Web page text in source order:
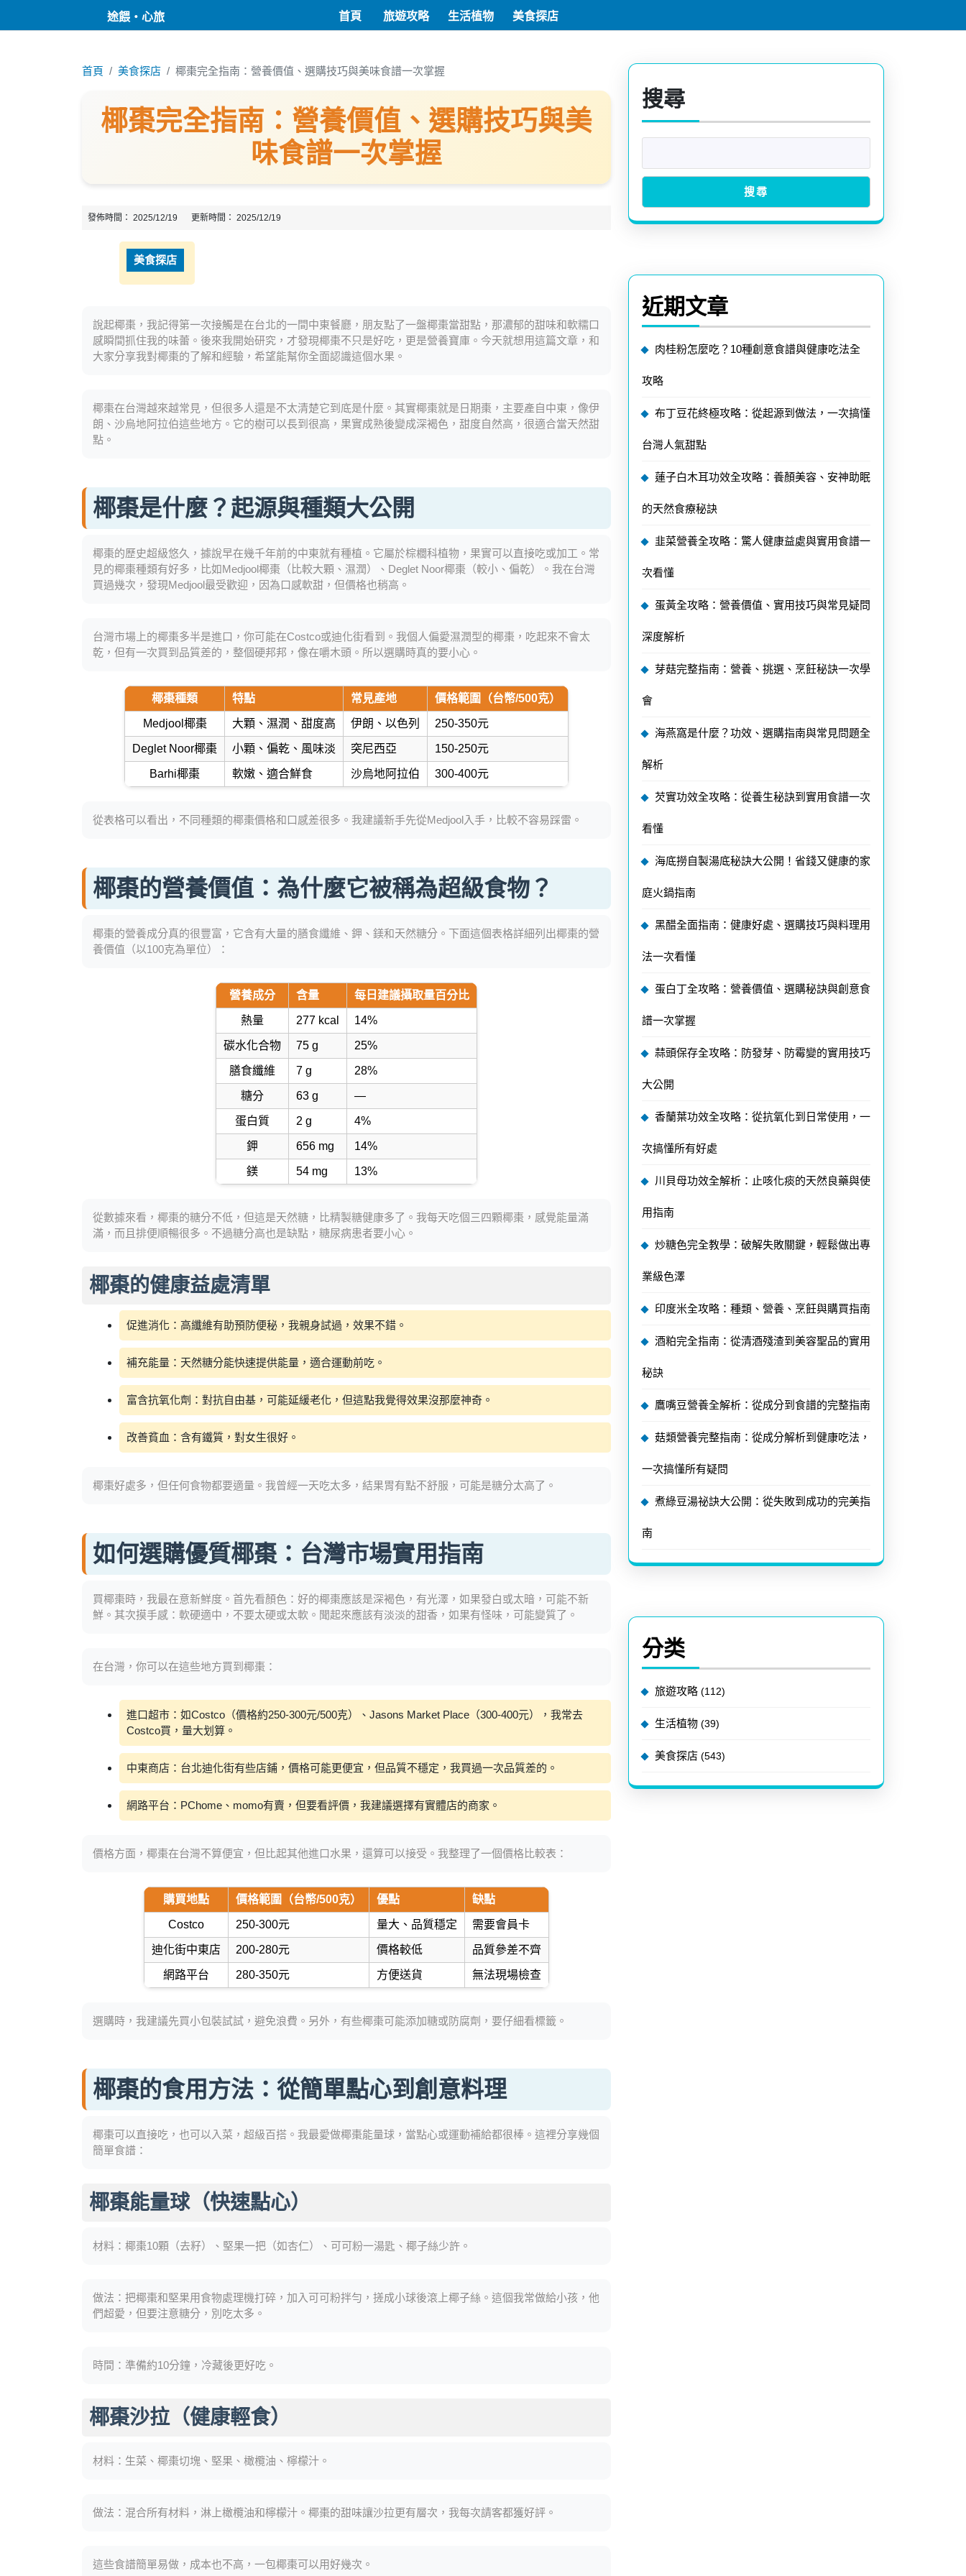
途餵・心旅 首頁 旅遊攻略 生活植物 美食探店
首頁 美食探店 椰棗完全指南：營養價值、選購技巧與美味食譜一次掌握
椰棗完全指南：營養價值、選購技巧與美
味食譜一次掌握
發佈時間： 2025/12/19 更新時間： 2025/12/19
美食探店
說起椰棗，我記得第一次接觸是在台北的一間中東餐廳，朋友點了一盤椰棗當甜點，那濃郁的甜味和軟糯口
感瞬間抓住我的味蕾。後來我開始研究，才發現椰棗不只是好吃，更是營養寶庫。今天就想用這篇文章，和
大家分享我對椰棗的了解和經驗，希望能幫你全面認識這個水果。
椰棗在台灣越來越常見，但很多人還是不太清楚它到底是什麼。其實椰棗就是日期棗，主要產自中東，像伊
朗、沙烏地阿拉伯這些地方。它的樹可以長到很高，果實成熟後變成深褐色，甜度自然高，很適合當天然甜
點。
椰棗是什麼？起源與種類大公開
椰棗的歷史超級悠久，據說早在幾千年前的中東就有種植。它屬於棕櫚科植物，果實可以直接吃或加工。常
見的椰棗種類有好多，比如Medjool椰棗（比較大顆、濕潤）、Deglet Noor椰棗（較小、偏乾）。我在台灣
買過幾次，發現Medjool最受歡迎，因為口感軟甜，但價格也稍高。
台灣市場上的椰棗多半是進口，你可能在Costco或迪化街看到。我個人偏愛濕潤型的椰棗，吃起來不會太
乾，但有一次買到品質差的，整個硬邦邦，像在嚼木頭。所以選購時真的要小心。
椰棗種類 特點 常見產地 價格範圍（台幣/500克）
Medjool椰棗 大顆、濕潤、甜度高 伊朗、以色列 250-350元
Deglet Noor椰棗 小顆、偏乾、風味淡 突尼西亞 150-250元
Barhi椰棗 軟嫩、適合鮮食 沙烏地阿拉伯 300-400元
從表格可以看出，不同種類的椰棗價格和口感差很多。我建議新手先從Medjool入手，比較不容易踩雷。
椰棗的營養價值：為什麼它被稱為超級食物？
椰棗的營養成分真的很豐富，它含有大量的膳食纖維、鉀、鎂和天然糖分。下面這個表格詳細列出椰棗的營
養價值（以100克為單位）：
營養成分 含量 每日建議攝取量百分比
熱量 277 kcal 14%
碳水化合物 75 g 25%
膳食纖維 7 g 28%
糖分 63 g —
蛋白質 2 g 4%
鉀 656 mg 14%
鎂 54 mg 13%
從數據來看，椰棗的糖分不低，但這是天然糖，比精製糖健康多了。我每天吃個三四顆椰棗，感覺能量滿
滿，而且排便順暢很多。不過糖分高也是缺點，糖尿病患者要小心。
椰棗的健康益處清單
促進消化：高纖維有助預防便秘，我親身試過，效果不錯。
補充能量：天然糖分能快速提供能量，適合運動前吃。
富含抗氧化劑：對抗自由基，可能延緩老化，但這點我覺得效果沒那麼神奇。
改善貧血：含有鐵質，對女生很好。
椰棗好處多，但任何食物都要適量。我曾經一天吃太多，結果胃有點不舒服，可能是糖分太高了。
如何選購優質椰棗：台灣市場實用指南
買椰棗時，我最在意新鮮度。首先看顏色：好的椰棗應該是深褐色，有光澤，如果發白或太暗，可能不新
鮮。其次摸手感：軟硬適中，不要太硬或太軟。聞起來應該有淡淡的甜香，如果有怪味，可能變質了。
在台灣，你可以在這些地方買到椰棗：
進口超市：如Costco（價格約250-300元/500克）、Jasons Market Place（300-400元），我常去
Costco買，量大划算。
中東商店：台北迪化街有些店鋪，價格可能更便宜，但品質不穩定，我買過一次品質差的。
網路平台：PChome、momo有賣，但要看評價，我建議選擇有實體店的商家。
價格方面，椰棗在台灣不算便宜，但比起其他進口水果，還算可以接受。我整理了一個價格比較表：
購買地點 價格範圍（台幣/500克） 優點 缺點
Costco 250-300元 量大、品質穩定 需要會員卡
迪化街中東店 200-280元 價格較低 品質參差不齊
網路平台 280-350元 方便送貨 無法現場檢查
選購時，我建議先買小包裝試試，避免浪費。另外，有些椰棗可能添加糖或防腐劑，要仔細看標籤。
椰棗的食用方法：從簡單點心到創意料理
椰棗可以直接吃，也可以入菜，超級百搭。我最愛做椰棗能量球，當點心或運動補給都很棒。這裡分享幾個
簡單食譜：
椰棗能量球（快速點心）
材料：椰棗10顆（去籽）、堅果一把（如杏仁）、可可粉一湯匙、椰子絲少許。
做法：把椰棗和堅果用食物處理機打碎，加入可可粉拌勻，搓成小球後滾上椰子絲。這個我常做給小孩，他
們超愛，但要注意糖分，別吃太多。
時間：準備約10分鐘，冷藏後更好吃。
椰棗沙拉（健康輕食）
材料：生菜、椰棗切塊、堅果、橄欖油、檸檬汁。
做法：混合所有材料，淋上橄欖油和檸檬汁。椰棗的甜味讓沙拉更有層次，我每次請客都獲好評。
這些食譜簡單易做，成本也不高，一包椰棗可以用好幾次。
搜尋
搜尋
近期文章
肉桂粉怎麼吃？10種創意食譜與健康吃法全
攻略
布丁豆花終極攻略：從起源到做法，一次搞懂
台灣人氣甜點
蓮子白木耳功效全攻略：養顏美容、安神助眠
的天然食療秘訣
韭菜營養全攻略：驚人健康益處與實用食譜一
次看懂
蛋黃全攻略：營養價值、實用技巧與常見疑問
深度解析
芽菇完整指南：營養、挑選、烹飪秘訣一次學
會
海燕窩是什麼？功效、選購指南與常見問題全
解析
芡實功效全攻略：從養生秘訣到實用食譜一次
看懂
海底撈自製湯底秘訣大公開！省錢又健康的家
庭火鍋指南
黑醋全面指南：健康好處、選購技巧與料理用
法一次看懂
蛋白丁全攻略：營養價值、選購秘訣與創意食
譜一次掌握
蒜頭保存全攻略：防發芽、防霉變的實用技巧
大公開
香蘭葉功效全攻略：從抗氧化到日常使用，一
次搞懂所有好處
川貝母功效全解析：止咳化痰的天然良藥與使
用指南
炒糖色完全教學：破解失敗關鍵，輕鬆做出專
業級色澤
印度米全攻略：種類、營養、烹飪與購買指南
酒粕完全指南：從清酒殘渣到美容聖品的實用
秘訣
鷹嘴豆營養全解析：從成分到食譜的完整指南
菇類營養完整指南：從成分解析到健康吃法，
一次搞懂所有疑問
煮綠豆湯祕訣大公開：從失敗到成功的完美指
南
分类
旅遊攻略 (112)
生活植物 (39)
美食探店 (543)